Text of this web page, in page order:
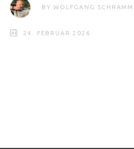
BYWOLFGANG SCHRAMM
24. FEBRUAR 2026